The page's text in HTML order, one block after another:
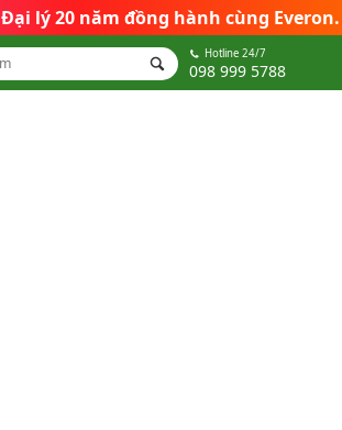
Đại lý 20 năm đồng hành cùng Everon.
Hotline 24/7
098 999 5788